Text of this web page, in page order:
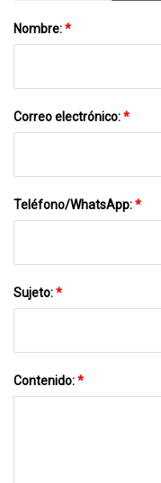
Nombre:*
Correo electrónico:*
Teléfono/WhatsApp:*
Sujeto:*
Contenido:*